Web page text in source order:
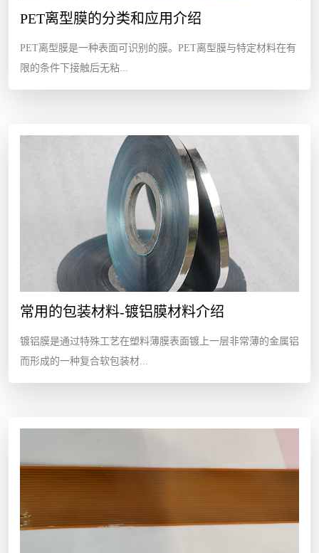
PET离型膜的分类和应用介绍
PET离型膜是一种表面可识别的膜。PET离型膜与特定材料在有
限的条件下接触后无粘...
常用的包装材料-镀铝膜材料介绍
镀铝膜是通过特殊工艺在塑料薄膜表面镀上一层非常薄的金属铝
而形成的一种复合软包装材...